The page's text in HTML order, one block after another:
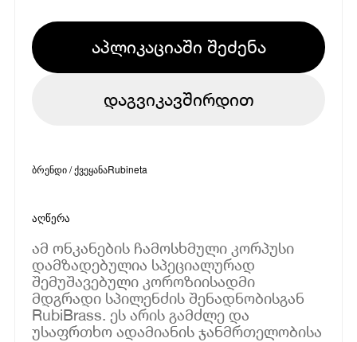
აპლიკაციაში შეძენა
დაგვიკავშირდით
ბრენდი / ქვეყანაRubineta
აღწერა
ამ ონკანების ჩამოსხმული კორპუსი
დამზადებულია სპეციალურად
შემუშავებული კოროზიისადმი
მდგრადი სპილენძის შენადნობისგან
RubiBrass. ეს არის გამძლე და
უსაფრთხო ადამიანის ჯანმრთელობისა